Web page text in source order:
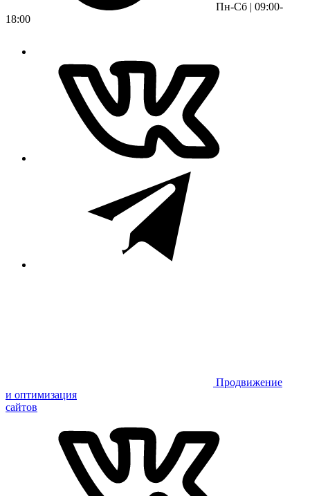
Пн-Сб | 09:00-
18:00
Продвижение
и оптимизация
сайтов